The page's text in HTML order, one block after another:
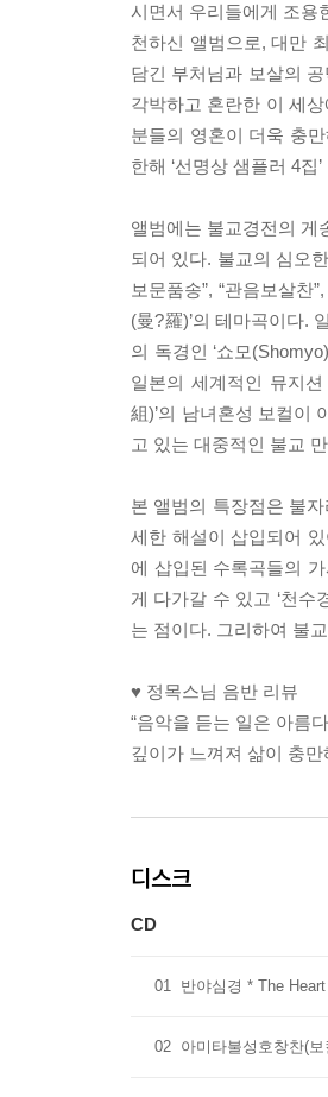
시면서 우리들에게 조용
천하신 앨범으로, 대만
담긴 부처님과 보살의
각박하고 혼란한 이 세
분들의 영혼이 더욱 충
한해 ‘선명상 샘플러 4집
앨범에는 불교경전의 게
되어 있다. 불교의 심오
보문품송”, “관음보살찬
(曼?羅)’의 테마곡이다.
의 독경인 ‘쇼모
일본의 세계적인 뮤지
組)’의 남녀혼성 보컬이
고 있는 대중적인 불교
본 앨범의 특장점은 불
세한 해설이 삽입되어
에 삽입된 수록곡들의
게 다가갈 수 있고 ‘천수
는 점이다. 그리하여 불
♥ 정목스님 음반 리뷰
“음악을 듣는 일은 아름
깊이가 느껴져 삶이 충
디스크
CD
01 반야심경 * The
02 아미타불성호창찬(